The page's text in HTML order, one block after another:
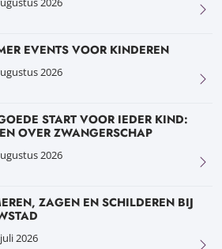
EVENTS VOOR KINDEREN
2026
START VOOR IEDER KIND:
OVER ZWANGERSCHAP
2026
ZAGEN EN SCHILDEREN BIJ
2026